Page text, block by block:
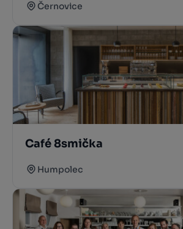
Černovice
Café 8smička
Humpolec